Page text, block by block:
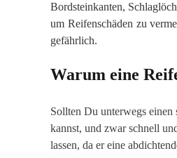
Bordsteinkanten,
um Reifenschäden zu
gefährlich.
Warum eine
Sollten Du unterwegs
kannst, und zwar schnell
lassen, da er eine